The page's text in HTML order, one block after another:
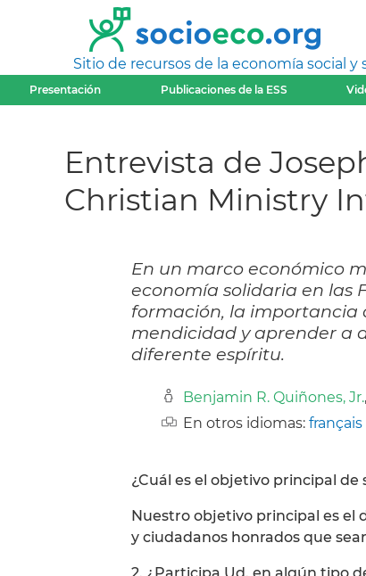
Sitio de recursos de la economía social y
Presentación Publicaciones de la ESS
Entrevista de
Christian Ministry
En un marco económico
economía solidaria en las
formación, la importancia
mendicidad y aprender a
diferente espíritu.
Benjamin R. Quiñones, Jr.
En otros idiomas: français
¿Cuál es el objetivo principal
Nuestro objetivo principal es el
y ciudadanos honrados que